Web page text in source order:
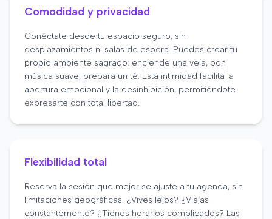
Comodidad y privacidad
Conéctate desde tu espacio seguro, sin
desplazamientos ni salas de espera. Puedes crear tu
propio ambiente sagrado: enciende una vela, pon
música suave, prepara un té. Esta intimidad facilita la
apertura emocional y la desinhibición, permitiéndote
expresarte con total libertad.
Flexibilidad total
Reserva la sesión que mejor se ajuste a tu agenda, sin
limitaciones geográficas. ¿Vives lejos? ¿Viajas
constantemente? ¿Tienes horarios complicados? Las